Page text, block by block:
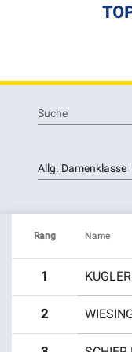
Suche
Allg. Damenklasse
Rang Name
1
2